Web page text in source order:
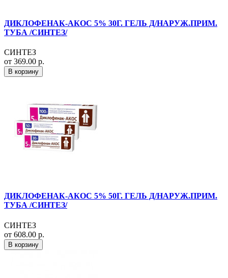
ДИКЛОФЕНАК-АКОС 5% 30Г. ГЕЛЬ Д/НАРУЖ.ПРИМ.
ТУБА /СИНТЕЗ/
СИНТЕЗ
от 369.00 р.
В корзину
ДИКЛОФЕНАК-АКОС 5% 50Г. ГЕЛЬ Д/НАРУЖ.ПРИМ.
ТУБА /СИНТЕЗ/
СИНТЕЗ
от 608.00 р.
В корзину